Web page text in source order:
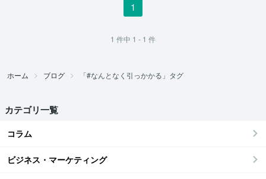
1
1 件中 1 - 1 件
ホーム ブログ 「#なんとなく引っかかる」タグ
カテゴリ一覧
コラム
ビジネス・マーケティング